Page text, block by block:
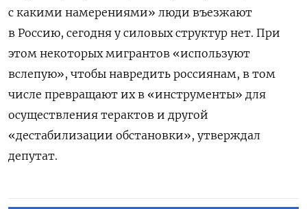
с какими намерениями» люди въезжают
в Россию, сегодня у силовых структур нет. При
этом некоторых мигрантов «используют
вслепую», чтобы навредить россиянам, в том
числе превращают их в «инструменты» для
осуществления терактов и другой
«дестабилизации обстановки», утверждал
депутат.